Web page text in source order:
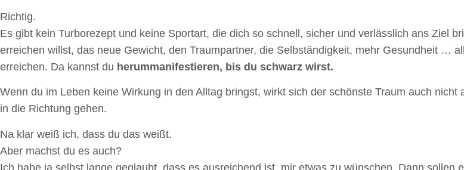
Richtig.
Es gibt kein Turborezept und keine Sportart, die dich so schnell, sicher und verlässlich ans Ziel
erreichen willst, das neue Gewicht, den Traumpartner, die Selbständigkeit, mehr Gesundheit …
erreichen. Da kannst du herummanifestieren, bis du schwarz wirst.
Wenn du im Leben keine Wirkung in den Alltag bringst, wirkt sich der schönste Traum auch
in die Richtung gehen.
Na klar weiß ich, dass du das weißt.
Aber machst du es auch?
Ich habe ja selbst lange geglaubt, dass es ausreichend ist, mir etwas zu wünschen. Dann sollen